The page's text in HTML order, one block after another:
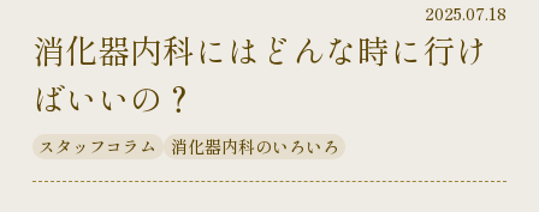
2025.07.18
消化器内科にはどんな時に行け
ばいいの？
スタッフコラム 消化器内科のいろいろ